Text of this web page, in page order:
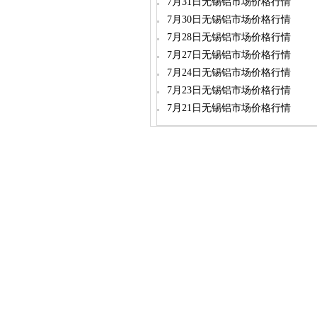
7月30日无锡铝市场价格行情
7月28日无锡铝市场价格行情
7月27日无锡铝市场价格行情
7月24日无锡铝市场价格行情
7月23日无锡铝市场价格行情
7月21日无锡铝市场价格行情